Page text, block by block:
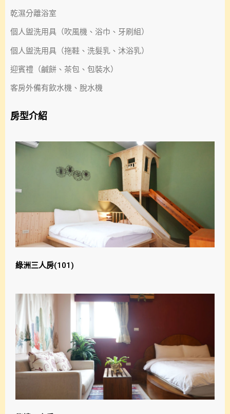
乾濕分離浴室
個人盥洗用具（吹風機、浴巾、牙刷組）
個人盥洗用具（拖鞋、洗髮乳、沐浴乳）
迎賓禮（鹹餅、茶包、包裝水）
客房外備有飲水機、脫水機
房型介紹
綠洲三人房(101)